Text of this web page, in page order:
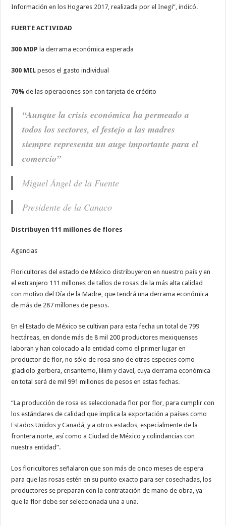
Información en los Hogares 2017, realizada por el Inegi”, indicó.
FUERTE ACTIVIDAD
300 MDP la derrama económica esperada
300 MIL pesos el gasto individual
70% de las operaciones son con tarjeta de crédito
“Aunque la crisis económica ha permeado a
todos los sectores, el festejo a las madres
siempre representa un auge importante para el
comercio”
Miguel Ángel de la Fuente
Presidente de la Canaco
Distribuyen 111 millones de flores
Agencias
Floricultores del estado de México distribuyeron en nuestro país y en
el extranjero 111 millones de tallos de rosas de la más alta calidad
con motivo del Día de la Madre, que tendrá una derrama económica
de más de 287 millones de pesos.
En el Estado de México se cultivan para esta fecha un total de 799
hectáreas, en donde más de 8 mil 200 productores mexiquenses
laboran y han colocado a la entidad como el primer lugar en
productor de flor, no sólo de rosa sino de otras especies como
gladiolo gerbera, crisantemo, liliim y clavel, cuya derrama económica
en total será de mil 991 millones de pesos en estas fechas.
“La producción de rosa es seleccionada flor por flor, para cumplir con
los estándares de calidad que implica la exportación a países como
Estados Unidos y Canadá, y a otros estados, especialmente de la
frontera norte, así como a Ciudad de México y colindancias con
nuestra entidad”.
Los floricultores señalaron que son más de cinco meses de espera
para que las rosas estén en su punto exacto para ser cosechadas, los
productores se preparan con la contratación de mano de obra, ya
que la flor debe ser seleccionada una a una.